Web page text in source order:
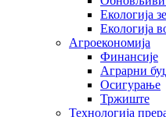
Екологија
Екологија
Агроекономија
Финансије
Аграрни
Осигурање
Тржиште
Технологија